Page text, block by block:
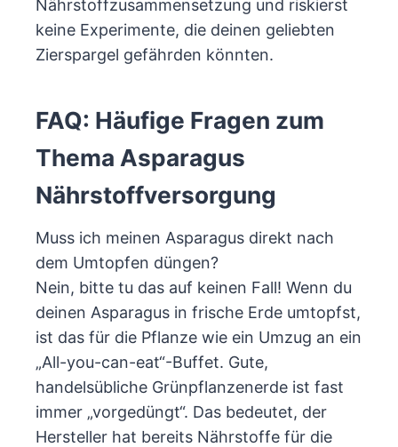
Nährstoffzusammensetzung und riskierst
keine Experimente, die deinen geliebten
Zierspargel gefährden könnten.
FAQ: Häufige Fragen zum
Thema Asparagus
Nährstoffversorgung
Muss ich meinen Asparagus direkt nach
dem Umtopfen düngen?
Nein, bitte tu das auf keinen Fall! Wenn du
deinen Asparagus in frische Erde umtopfst,
ist das für die Pflanze wie ein Umzug an ein
„All-you-can-eat“-Buffet. Gute,
handelsübliche Grünpflanzenerde ist fast
immer „vorgedüngt“. Das bedeutet, der
Hersteller hat bereits Nährstoffe für die